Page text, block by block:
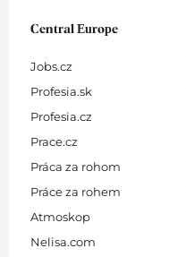
Central Europe
Jobs.cz
Profesia.sk
Profesia.cz
Prace.cz
Práca za rohom
Práce za rohem
Atmoskop
Nelisa.com